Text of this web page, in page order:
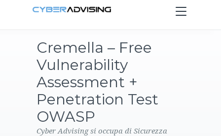
Toggle
navigation
PRODOTTI
CONTATTI
Cremella – Free
Vulnerability
Assessment +
Penetration Test
OWASP
Cyber Advising si occupa di Sicurezza